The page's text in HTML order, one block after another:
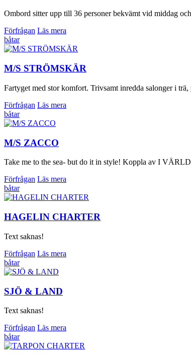
Ombord sitter upp till 36 personer bekvämt vid middag
Förfrågan Läs mera
båtar
M/S STRÖMSKÄR
Fartyget med stor komfort. Trivsamt inredda salonger i
Förfrågan Läs mera
båtar
M/S ZACCO
Take me to the sea- but do it in style! Koppla av I
Förfrågan Läs mera
båtar
HAGELIN CHARTER
Text saknas!
Förfrågan Läs mera
båtar
SJÖ & LAND
Text saknas!
Förfrågan Läs mera
båtar